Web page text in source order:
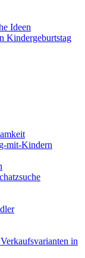
Ideen
Kindergeburtstag
mit-Kindern
in